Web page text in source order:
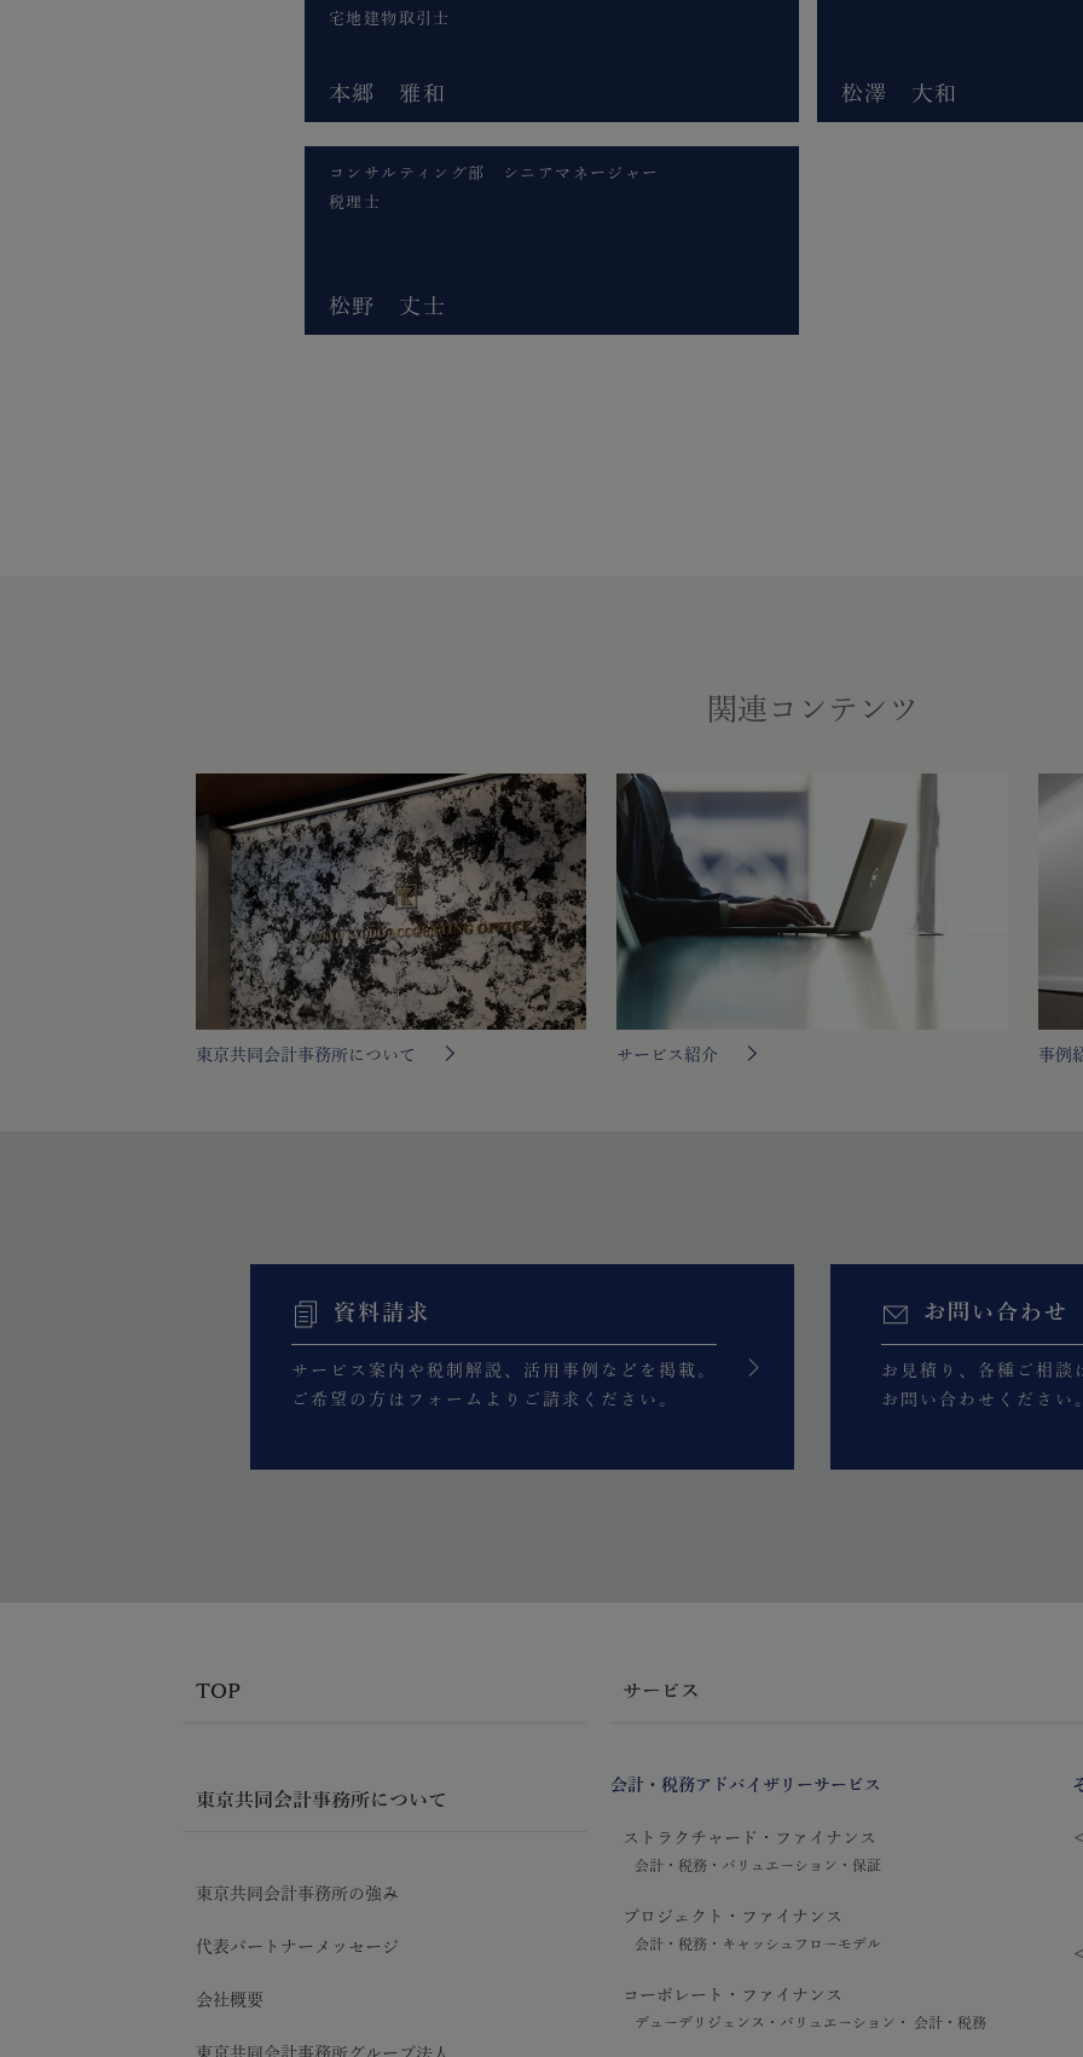
宅地建物取引士
本郷 雅和 松澤 大和
コンサルティング部 シニアマネージャー
税理士
松野 丈士
関連コンテンツ
東京共同会計事務所について サービス紹介 事例
資料請求
サービス案内や税制解説、活用事例などを掲載。
ご希望の方はフォームよりご請求ください。
お問い合わせ
お見積り、各種ご相談
お問い合わせください
TOP
東京共同会計事務所について
東京共同会計事務所の強み
代表パートナーメッセージ
会社概要
サービス
会計・税務アドバイザリーサービス
ストラクチャード・ファイナンス
会計・税務・バリュエーション・保証
プロジェクト・ファイナンス
会計・税務・キャッシュフローモデル
コーポレート・ファイナンス
デューデリジェンス・バリュエーション・ 会計・税務